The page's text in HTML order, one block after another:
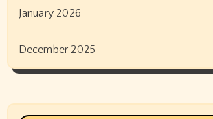
January 2026
December 2025